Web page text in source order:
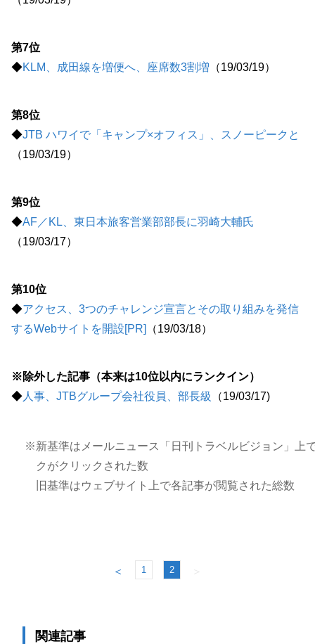
第7位
◆KLM、成田線を増便へ、座席数3割増 （19/03/19）
第8位
◆JTB ハワイで「キャンプ×オフィス」、スノーピークと
（19/03/19）
第9位
◆AF／KL、東日本旅客営業部部長に羽崎大輔氏
（19/03/17）
第10位
◆アクセス、3つのチャレンジ宣言とその取り組みを発信
するWebサイトを開設[PR]
（19/03/18）
※除外した記事（本来は10位以内にランクイン）
◆人事、JTBグループ会社役員、部長級 （19/03/17)
※新基準はメールニュース「日刊トラベルビジョン」上
クがクリックされた数
旧基準はウェブサイト上で各記事が閲覧された総数
＜ 1 2 ＞
関連記事